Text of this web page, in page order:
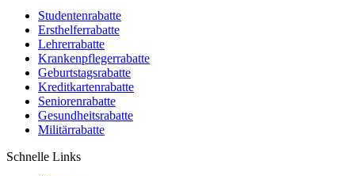
Studentenrabatte
Ersthelferrabatte
Lehrerrabatte
Krankenpflegerrabatte
Geburtstagsrabatte
Kreditkartenrabatte
Seniorenrabatte
Gesundheitsrabatte
Militärrabatte
Schnelle Links